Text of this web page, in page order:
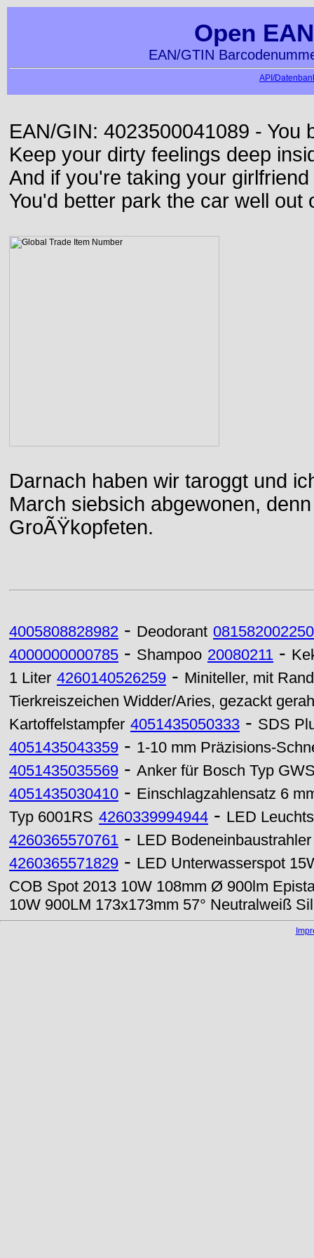
Open
EAN/GTIN
API/
EAN/GIN: 4023500041089 - You
Keep your dirty feelings deep
And if you're taking your
You'd better park the car well out
Darnach haben wir taroggt und
March siebsich abgewonen,
GroÃŸkopfeten.
4005808828982 - Deodorant
4000000000785 - Shampoo 20080211 -
1 Liter 4260140526259 - Miniteller, mit
Tierkreiszeichen Widder/Aries, gezackt
Kartoffelstampfer 4051435050333 - SDS
4051435043359 - 1-10 mm Präzisions-
4051435035569 - Anker für Bosch Typ
4051435030410 - Einschlagzahlensatz 6
Typ 6001RS 4260339994944 - LED
4260365570761 - LED
4260365571829 - LED Unterwasserspot
COB Spot 2013 10W 108mm Ø 900lm
10W 900LM 173x173mm 57° Neutralweiß